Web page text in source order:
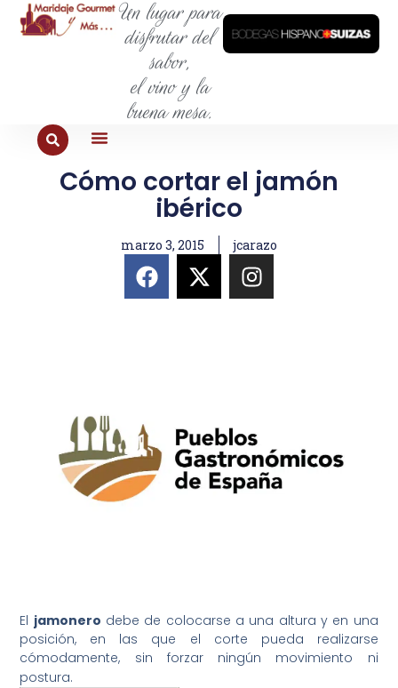
Un lugar para
disfrutar del
sabor,
el vino y la
buena mesa.
Cómo cortar el jamón
ibérico
marzo 3, 2015 jcarazo
El jamonero debe de colocarse a una altura y en una
posición, en las que el corte pueda realizarse
cómodamente, sin forzar ningún movimiento ni
postura.